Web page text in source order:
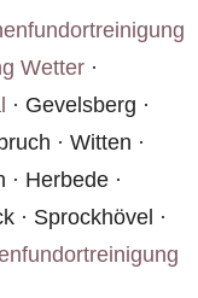
Wetter ·
· Gevelsberg ·
· Witten ·
Herbede ·
· Sprockhövel ·